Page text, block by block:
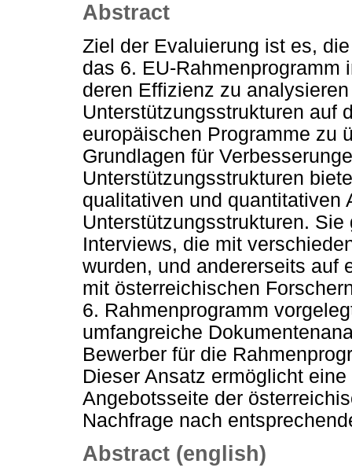
Abstract
Ziel der Evaluierung ist es,
das 6. EU-Rahmenprogramm
deren Effizienz zu
Unterstützungsstrukturen auf
europäischen Programme zu
Grundlagen für
Unterstützungsstrukturen
qualitativen und quantitativen
Unterstützungsstrukturen.
Interviews, die mit
wurden, und andererseits auf
mit österreichischen
6. Rahmenprogramm
umfangreiche
Bewerber für die
Dieser Ansatz ermöglicht
Angebotsseite der
Nachfrage nach
Abstract (english)